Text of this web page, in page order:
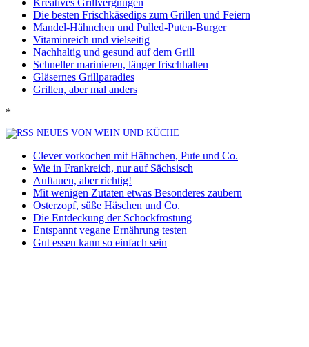
Kreatives Grillvergnügen
Die besten Frischkäsedips zum Grillen und Feiern
Mandel-Hähnchen und Pulled-Puten-Burger
Vitaminreich und vielseitig
Nachhaltig und gesund auf dem Grill
Schneller marinieren, länger frischhalten
Gläsernes Grillparadies
Grillen, aber mal anders
*
NEUES VON WEIN UND KÜCHE
Clever vorkochen mit Hähnchen, Pute und Co.
Wie in Frankreich, nur auf Sächsisch
Auftauen, aber richtig!
Mit wenigen Zutaten etwas Besonderes zaubern
Osterzopf, süße Häschen und Co.
Die Entdeckung der Schockfrostung
Entspannt vegane Ernährung testen
Gut essen kann so einfach sein